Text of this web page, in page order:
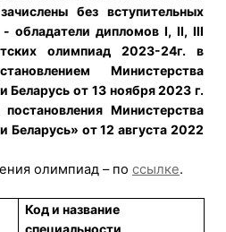
без вступительных
обладатели дипломов I, II, III
олимпиад 2023-24г. в
Министерства
Беларусь от 13 ноября 2023 г.
Министерства
Беларусь» от 12 августа 2022
олимпиад – по ссылке.
Код и название
специальности